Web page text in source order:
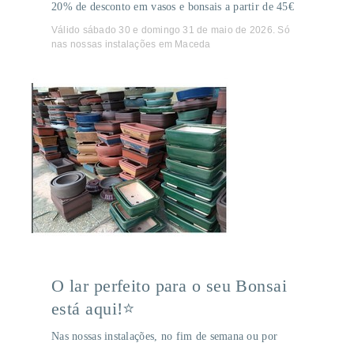
20% de desconto em vasos e bonsais a partir de 45€
Válido sábado 30 e domingo 31 de maio de 2026. Só
nas nossas instalações em Maceda
O lar perfeito para o seu Bonsai
está aqui!⭐
Nas nossas instalações, no fim de semana ou por